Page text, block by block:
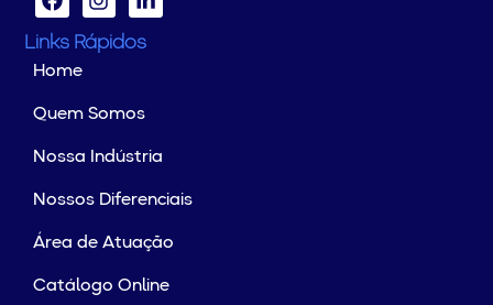
Links Rápidos
Home
Quem Somos
Nossa Indústria
Nossos Diferenciais
Área de Atuação
Catálogo Online